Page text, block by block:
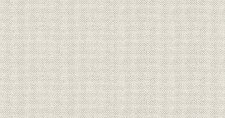
マルチメディア&技術拠点新体制
NAND躍進とシステムLSI本格化
年表
生産の歴史
記録